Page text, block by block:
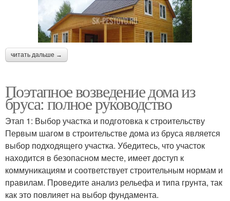
читать дальше →
Поэтапное возведение дома из
бруса: полное руководство
Этап 1: Выбор участка и подготовка к строительству
Первым шагом в строительстве дома из бруса является
выбор подходящего участка. Убедитесь, что участок
находится в безопасном месте, имеет доступ к
коммуникациям и соответствует строительным нормам и
правилам. Проведите анализ рельефа и типа грунта, так
как это повлияет на выбор фундамента.